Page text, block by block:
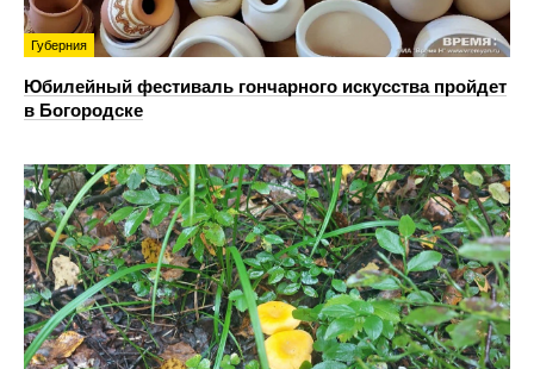
Губерния
Юбилейный фестиваль гончарного искусства пройдет
в Богородске